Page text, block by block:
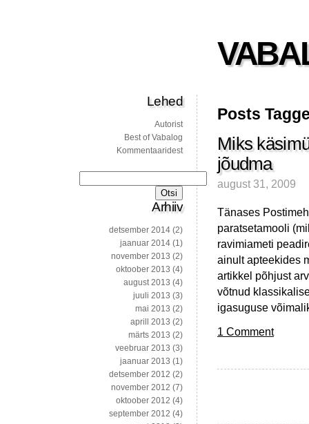
Posts
Miks
jõudma
august 31, 2009
Tänases
paratsetamooli
ravimiameti
ainult apteekides
artikkel põhjust
võtnud
igasuguse
1 Comment
Lehed
Autorist
Best of Vabalog
Kommentaaridest
Arhiiv
detsember 2014 (2)
jaanuar 2014 (1)
november 2013 (2)
oktoober 2013 (4)
august 2013 (4)
juuli 2013 (3)
mai 2013 (2)
aprill 2013 (2)
märts 2013 (2)
veebruar 2013 (3)
jaanuar 2013 (1)
detsember 2012 (2)
november 2012 (7)
oktoober 2012 (4)
september 2012 (4)